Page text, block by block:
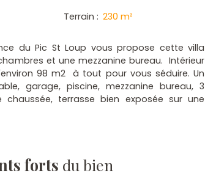
Terrain : 230 m²
du Pic St Loup vous propose cette villa
et une mezzanine bureau. Intérieur
98 m2 à tout pour vous séduire. Un
garage, piscine, mezzanine bureau, 3
terrasse bien exposée sur une
forts du bien